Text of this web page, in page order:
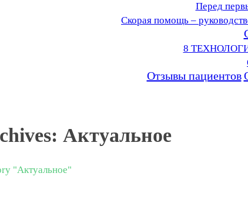
Перед
Скорая помощь –
8
Отзывы пациентов
Актуальное
"Актуальное"